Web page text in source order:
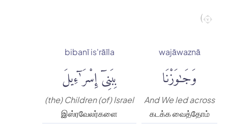
٧)
wajāwaznā
وَجَٰوَزْنَا
And We led across
கடக்க வைத்தோம்
bibanī is'rāīla
بِبَنِىٓ إِسْرَٰٓءِيلَ
(the) Children (of) Israel
இஸ்ரவேலர்களை